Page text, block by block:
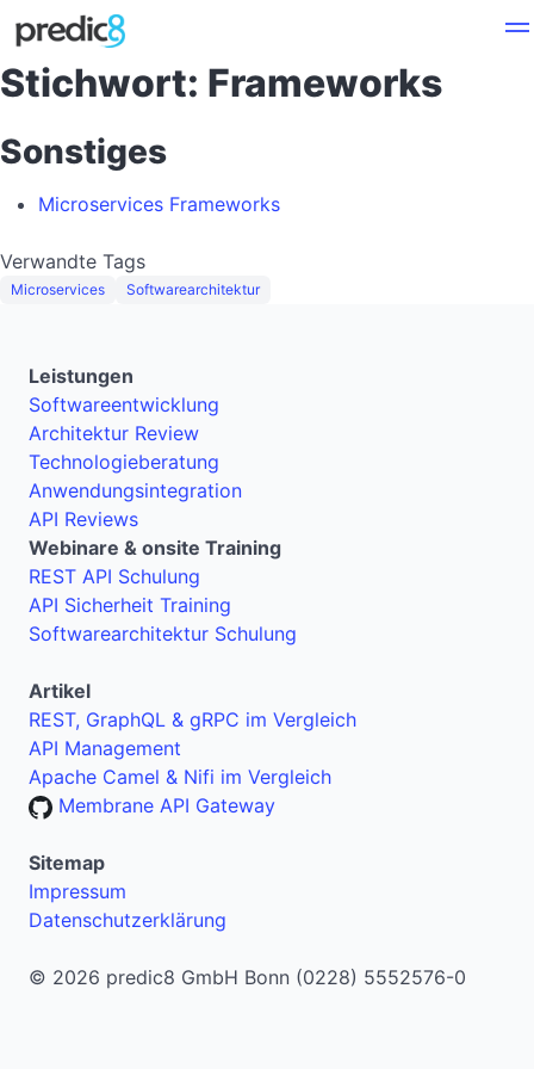
Stichwort: Frameworks
Sonstiges
Microservices Frameworks
Verwandte Tags
Microservices Softwarearchitektur
Leistungen
Softwareentwicklung
Architektur Review
Technologieberatung
Anwendungsintegration
API Reviews
Webinare & onsite Training
REST API Schulung
API Sicherheit Training
Softwarearchitektur Schulung
Artikel
REST, GraphQL & gRPC im Vergleich
API Management
Apache Camel & Nifi im Vergleich
Membrane API Gateway
Sitemap
Impressum
Datenschutzerklärung
© 2026 predic8 GmbH Bonn (0228) 5552576-0